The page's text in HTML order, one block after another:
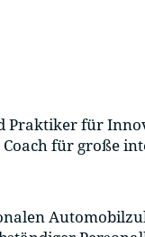
für
für große